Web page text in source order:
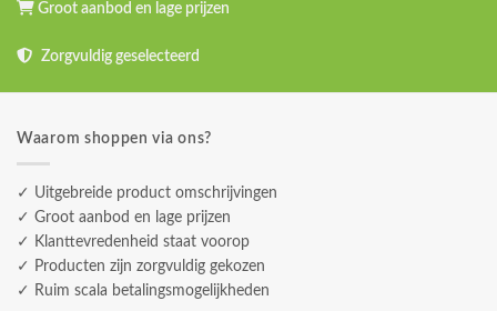
Groot aanbod en lage prijzen
Zorgvuldig geselecteerd
Waarom shoppen via ons?
✓ Uitgebreide product omschrijvingen
✓ Groot aanbod en lage prijzen
✓ Klanttevredenheid staat voorop
✓ Producten zijn zorgvuldig gekozen
✓ Ruim scala betalingsmogelijkheden